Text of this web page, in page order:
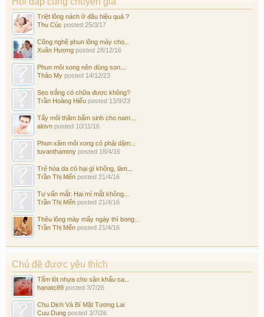
Triệt lông nách ở đâu hiệu quả ?
Thu Cúc posted 25/3/17
Công nghệ phun lông mày cho...
Xuân Hương posted 28/12/16
Phun môi xong nên dùng son...
Thảo My posted 14/12/23
Sẹo trắng có chữa được không?
Trần Hoàng Hiếu posted 13/9/23
Tẩy môi thâm bẩm sinh cho nam...
alovn posted 10/11/16
Phun xăm môi xong có phải dặm...
tuvanthammy posted 18/4/16
Trẻ hóa da có hại gì không, làm...
Trần Thị Mến posted 21/4/16
Tư vấn mắt: Hai mí mắt không...
Trần Thị Mến posted 21/4/16
Thêu lông mày mấy ngày thì bong...
Trần Thị Mến posted 21/4/16
Chủ đề được yêu thích
Tấm lót nhựa cho sân khấu ca...
hanatc89 posted 3/7/26
Chu Dịch Và Bí Mật Tương Lai
Cuu Dung posted 3/7/26